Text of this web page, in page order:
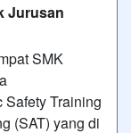
Jurusan
SMK
Training
(SAT) yang di